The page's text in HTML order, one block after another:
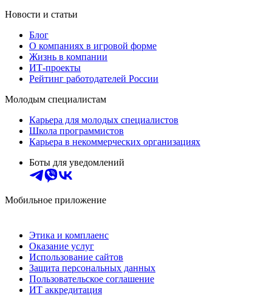
Новости и статьи
Блог
О компаниях в игровой форме
Жизнь в компании
ИТ-проекты
Рейтинг работодателей России
Молодым специалистам
Карьера для молодых специалистов
Школа программистов
Карьера в некоммерческих организациях
Боты для уведомлений
Мобильное приложение
Этика и комплаенс
Оказание услуг
Использование сайтов
Защита персональных данных
Пользовательское соглашение
ИТ аккредитация